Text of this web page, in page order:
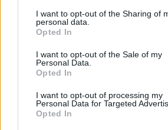
I want to opt-out of the Sharing of
personal data.
Opted In
I want to opt-out of the Sale of my
Personal Data.
Opted In
I want to opt-out of processing my
Personal Data for Targeted
Opted In
sugadinimas visuotinai
grasinimas nužudyti). Už tai
iki 5 metų.
Lrytas duomenimis, mergina
sulaukusi padegėjų